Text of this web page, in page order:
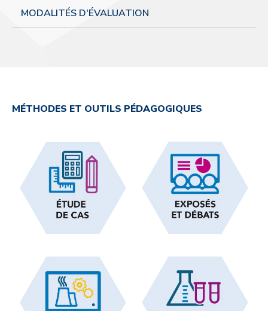
MODALITÉS D'ÉVALUATION
MÉTHODES ET OUTILS PÉDAGOGIQUES